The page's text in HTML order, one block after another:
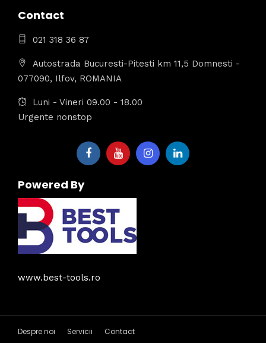
Contact
021 318 36 87
Autostrada Bucuresti-Pitesti km 11,5 Domnesti -
077090, Ilfov, ROMANIA
Luni - Vineri 09.00 - 18.00
Urgente nonstop
Powered By
www.best-tools.ro
Despre noi Servicii Contact